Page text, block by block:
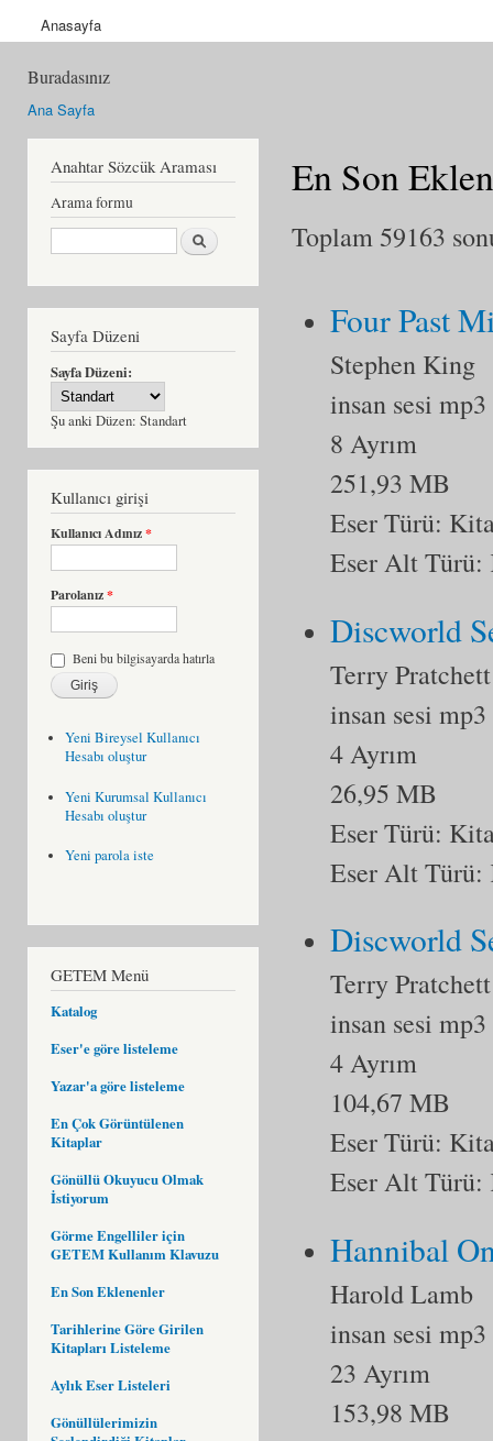
Anasayfa
Buradasınız
Ana Sayfa
Anahtar Sözcük Araması
Arama formu
Ara
Sayfa Düzeni
Sayfa Düzeni:
Şu anki Düzen: Standart
Kullanıcı girişi
Kullanıcı Adınız*
Parolanız*
Beni bu bilgisayarda hatırla
Yeni Bireysel Kullanıcı
Hesabı oluştur
Yeni Kurumsal Kullanıcı
Hesabı oluştur
Yeni parola iste
GETEM Menü
Katalog
Eser'e göre listeleme
Yazar'a göre listeleme
En Çok Görüntülenen
Kitaplar
Gönüllü Okuyucu Olmak
İstiyorum
Görme Engelliler için
GETEM Kullanım Klavuzu
En Son Eklenenler
Tarihlerine Göre Girilen
Kitapları Listeleme
Aylık Eser Listeleri
Gönüllülerimizin
En Son
Toplam 59163
Four Past
Stephen King
insan sesi mp3
8 Ayrım
251,93 MB
Eser Türü:
Eser Alt Türü:
Discworld
Terry Pratchett
insan sesi mp3
4 Ayrım
26,95 MB
Eser Türü:
Eser Alt Türü:
Discworld
Terry Pratchett
insan sesi mp3
4 Ayrım
104,67 MB
Eser Türü:
Eser Alt Türü:
Hannibal
Harold Lamb
insan sesi mp3
23 Ayrım
153,98 MB